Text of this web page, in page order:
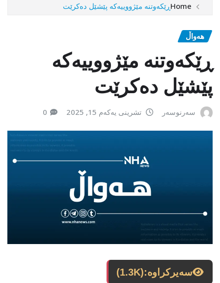
Homeڕێکەوتنە مێژووییەکە پێشێل دەکرێت
هەواڵ
ڕێکەوتنە مێژووییەکە
پێشێل دەکرێت
سەرنوسەر تشرینی یەکەم 15, 2025 0
سەیرکراوە:(1.3K)